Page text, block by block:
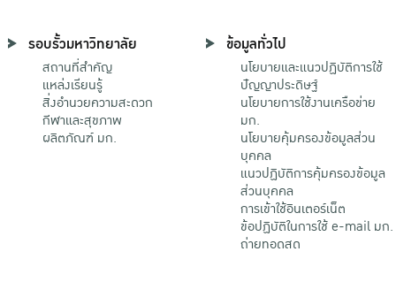
รอบรั้วมหาวิทยาลัย
สถานที่สำคัญ
แหล่งเรียนรู้
สิ่งอำนวยความสะดวก
กีฬาและสุขภาพ
ผลิตภัณฑ์ มก.
ข้อมูลทั่วไป
นโยบายและแนวปฏิบัติการใช้
ปัญญาประดิษฐ์
นโยบายการใช้งานเครือข่าย
มก.
นโยบายคุ้มครองข้อมูลส่วน
บุคคล
แนวปฏิบัติการคุ้มครองข้อมูล
ส่วนบุคคล
การเข้าใช้อินเตอร์เน็ต
ข้อปฏิบัติในการใช้ e-mail มก.
ถ่ายทอดสด